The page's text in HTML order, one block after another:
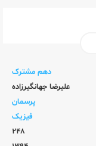
دهم مشترک
علیرضا جهانگیرزاده
پرسمان
فیزیک
248